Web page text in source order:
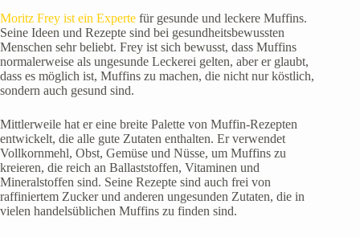
Moritz Frey ist ein Experte für gesunde und leckere Muffins.
Seine Ideen und Rezepte sind bei gesundheitsbewussten
Menschen sehr beliebt. Frey ist sich bewusst, dass Muffins
normalerweise als ungesunde Leckerei gelten, aber er glaubt,
dass es möglich ist, Muffins zu machen, die nicht nur köstlich,
sondern auch gesund sind.
Mittlerweile hat er eine breite Palette von Muffin-Rezepten
entwickelt, die alle gute Zutaten enthalten. Er verwendet
Vollkornmehl, Obst, Gemüse und Nüsse, um Muffins zu
kreieren, die reich an Ballaststoffen, Vitaminen und
Mineralstoffen sind. Seine Rezepte sind auch frei von
raffiniertem Zucker und anderen ungesunden Zutaten, die in
vielen handelsüblichen Muffins zu finden sind.